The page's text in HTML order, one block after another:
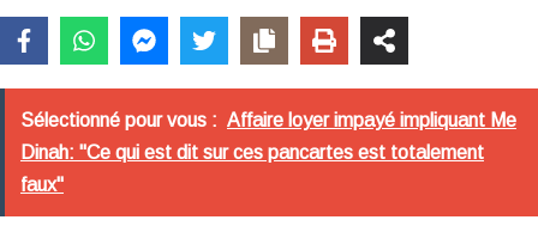
Sélectionné pour vous : Affaire loyer impayé impliquant Me
Dinah: "Ce qui est dit sur ces pancartes est totalement
faux"